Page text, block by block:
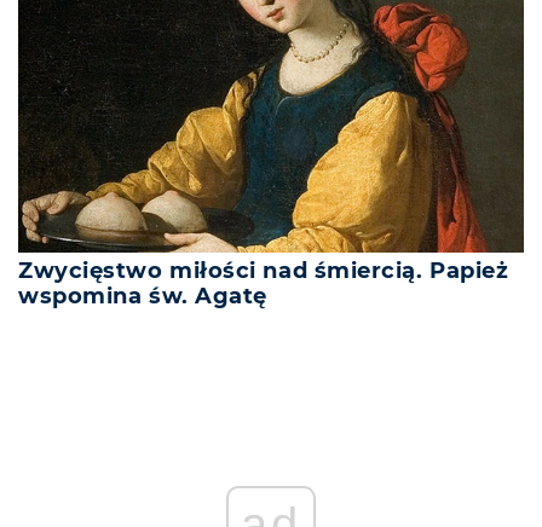
Zwycięstwo miłości nad śmiercią. Papież
wspomina św. Agatę